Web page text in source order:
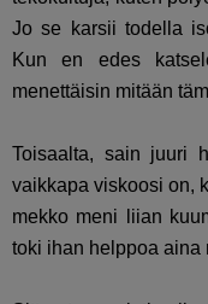
Jo se karsii todella
Kun en edes
menettäisin mitään
Toisaalta, sain juuri
vaikkapa viskoosi on,
mekko meni liian
toki ihan helppoa aina